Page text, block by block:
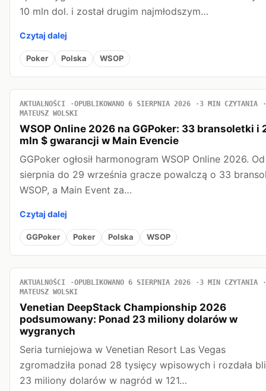
10 mln dol. i został drugim najmłodszym…
Czytaj dalej
Poker Polska WSOP
AKTUALNOŚCI OPUBLIKOWANO 6 SIERPNIA 2026
3 MIN CZYTANIA
MATEUSZ WOLSKI
WSOP Online 2026 na GGPoker: 33 bransoletki i
mln $ gwarancji w Main Evencie
GGPoker ogłosił harmonogram WSOP Online 2026.
sierpnia do 29 września gracze powalczą o 33
WSOP, a Main Event za…
Czytaj dalej
GGPoker Poker Polska WSOP
AKTUALNOŚCI OPUBLIKOWANO 6 SIERPNIA 2026
3 MIN CZYTANIA
MATEUSZ WOLSKI
Venetian DeepStack Championship 2026
podsumowany: Ponad 23 miliony dolarów w
wygranych
Seria turniejowa w Venetian Resort Las Vegas
zgromadziła ponad 28 tysięcy wpisowych i rozdała
23 miliony dolarów w nagród w 121…